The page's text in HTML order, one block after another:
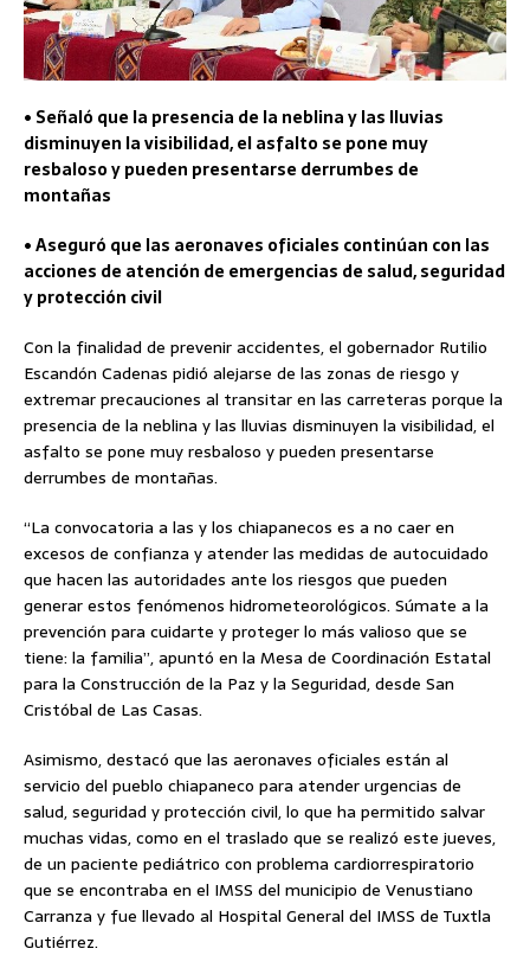
• Señaló que la presencia de la neblina y las lluvias
disminuyen la visibilidad, el asfalto se pone muy
resbaloso y pueden presentarse derrumbes de
montañas
• Aseguró que las aeronaves oficiales continúan con las
acciones de atención de emergencias de salud, seguridad
y protección civil
Con la finalidad de prevenir accidentes, el gobernador Rutilio
Escandón Cadenas pidió alejarse de las zonas de riesgo y
extremar precauciones al transitar en las carreteras porque la
presencia de la neblina y las lluvias disminuyen la visibilidad, el
asfalto se pone muy resbaloso y pueden presentarse
derrumbes de montañas.
“La convocatoria a las y los chiapanecos es a no caer en
excesos de confianza y atender las medidas de autocuidado
que hacen las autoridades ante los riesgos que pueden
generar estos fenómenos hidrometeorológicos. Súmate a la
prevención para cuidarte y proteger lo más valioso que se
tiene: la familia”, apuntó en la Mesa de Coordinación Estatal
para la Construcción de la Paz y la Seguridad, desde San
Cristóbal de Las Casas.
Asimismo, destacó que las aeronaves oficiales están al
servicio del pueblo chiapaneco para atender urgencias de
salud, seguridad y protección civil, lo que ha permitido salvar
muchas vidas, como en el traslado que se realizó este jueves,
de un paciente pediátrico con problema cardiorrespiratorio
que se encontraba en el IMSS del municipio de Venustiano
Carranza y fue llevado al Hospital General del IMSS de Tuxtla
Gutiérrez.